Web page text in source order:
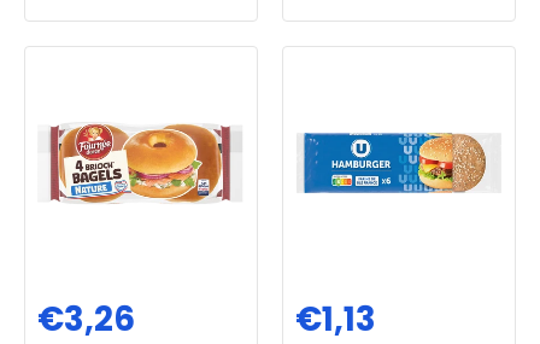
€3,26 €1,13